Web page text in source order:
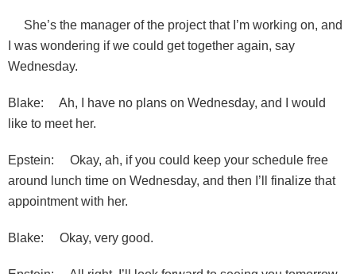
She’s the manager of the project that I’m working on, and
I was wondering if we could get together again, say
Wednesday.
Blake: Ah, I have no plans on Wednesday, and I would
like to meet her.
Epstein: Okay, ah, if you could keep your schedule free
around lunch time on Wednesday, and then I’ll finalize that
appointment with her.
Blake: Okay, very good.